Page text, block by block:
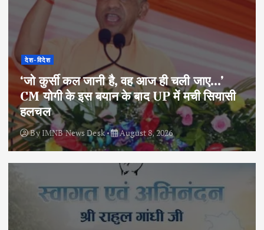
देश-विदेश
‘जो कुर्सी कल जानी है, वह आज ही चली जाए…’
CM योगी के इस बयान के बाद UP में मची सियासी
हलचल
ByIMNB News Desk August 8, 2026